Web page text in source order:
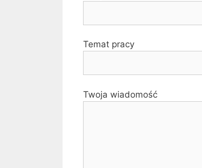
Temat pracy
Twoja wiadomość